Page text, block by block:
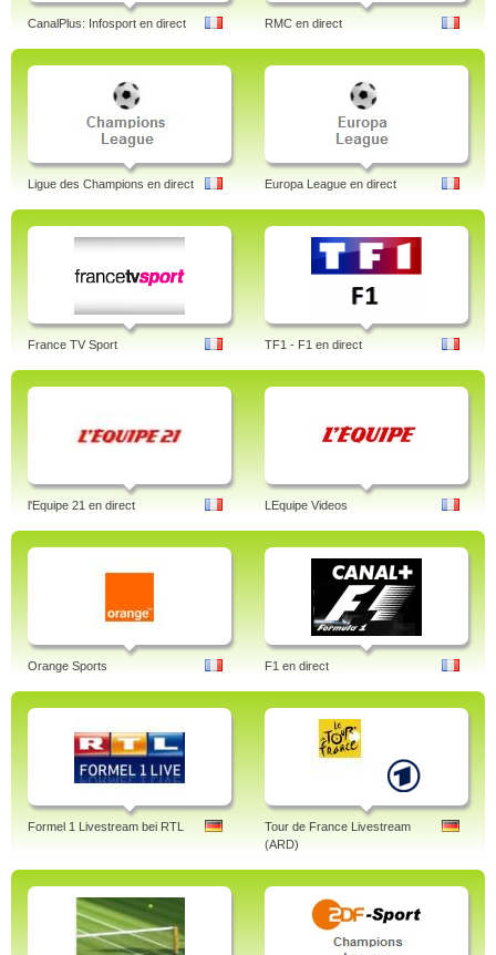
CanalPlus: Infosport en direct RMC en direct
Ligue des Champions en direct Europa League en direct
France TV Sport TF1 - F1 en direct
l'Equipe 21 en direct LEquipe Videos
Orange Sports F1 en direct
Formel 1 Livestream bei RTL
Tour de France Livestream
(ARD)